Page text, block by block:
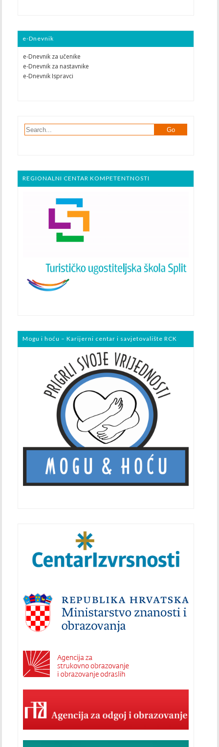
e-Dnevnik
e-Dnevnik za učenike
e-Dnevnik za nastavnike
e-Dnevnik Ispravci
REGIONALNI CENTAR KOMPETENTNOSTI
Mogu i hoću – Karijerni centar i savjetovalište RCK